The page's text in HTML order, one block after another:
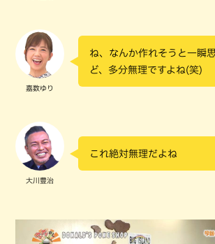
嘉数ゆり
ね、なんか作れそうと一瞬
ど、多分無理ですよね(笑)
大川豊治
これ絶対無理だよね